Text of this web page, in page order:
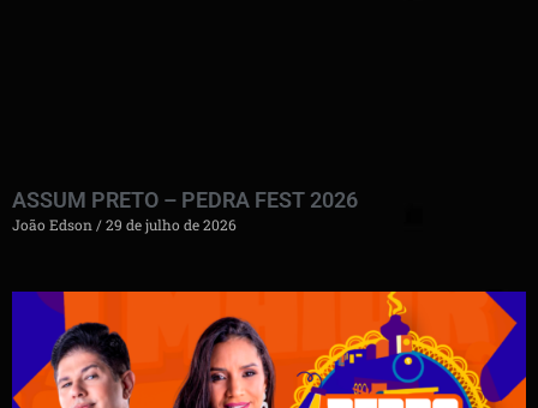
ASSUM PRETO – PEDRA FEST 2026
João Edson 29 de julho de 2026